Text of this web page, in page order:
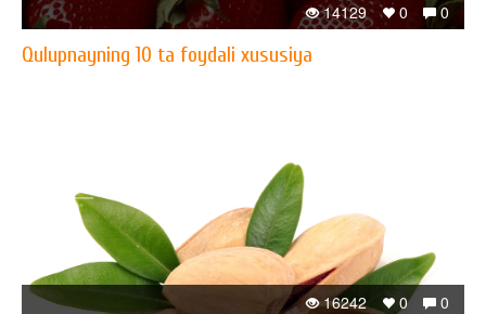
0
0
14129
Qulupnayning 10 ta foydali xususiya
0
0
16242